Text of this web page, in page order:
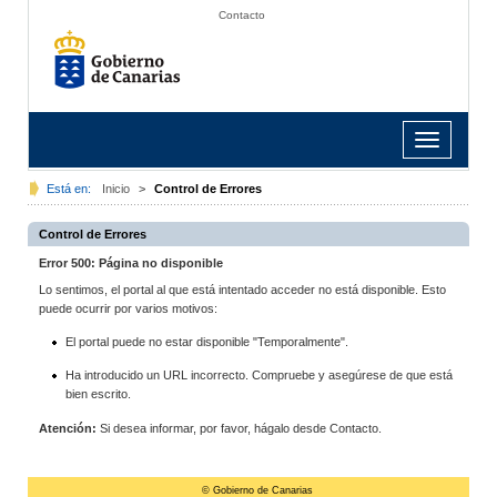
Contacto
Toggle
navigation
Está en: Inicio > Control de Errores
Control de Errores
Error 500: Página no disponible
Lo sentimos, el portal al que está intentado acceder no está disponible. Esto
puede ocurrir por varios motivos:
El portal puede no estar disponible "Temporalmente".
Ha introducido un URL incorrecto. Compruebe y asegúrese de que está
bien escrito.
Atención: Si desea informar, por favor, hágalo desde Contacto.
© Gobierno de Canarias